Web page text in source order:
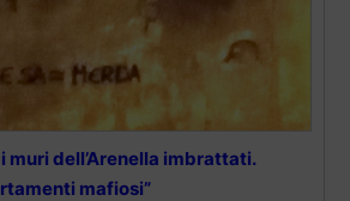
muri dell’Arenella imbrattati.
mafiosi”